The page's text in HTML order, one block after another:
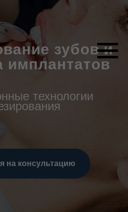
зубов и
имплантатов
технологии
на консультацию